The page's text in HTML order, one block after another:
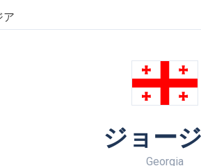
ア
ジョー
Georgia